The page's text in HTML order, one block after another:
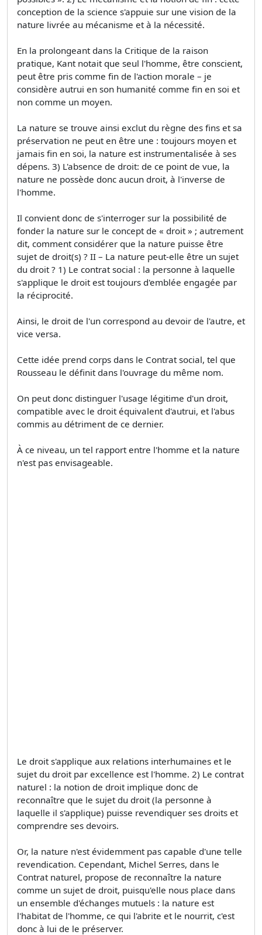
conception de la science s'appuie sur une vision de la
nature livrée au mécanisme et à la nécessité.
En la prolongeant dans la Critique de la raison
pratique, Kant notait que seul l'homme, être conscient,
peut être pris comme fin de l'action morale – je
considère autrui en son humanité comme fin en soi et
non comme un moyen.
La nature se trouve ainsi exclut du règne des fins et sa
préservation ne peut en être une : toujours moyen et
jamais fin en soi, la nature est instrumentalisée à ses
dépens. 3) L'absence de droit: de ce point de vue, la
nature ne possède donc aucun droit, à l'inverse de
l'homme.
Il convient donc de s'interroger sur la possibilité de
fonder la nature sur le concept de « droit » ; autrement
dit, comment considérer que la nature puisse être
sujet de droit(s) ? II – La nature peut-elle être un sujet
du droit ? 1) Le contrat social : la personne à laquelle
s'applique le droit est toujours d'emblée engagée par
la réciprocité.
Ainsi, le droit de l'un correspond au devoir de l'autre, et
vice versa.
Cette idée prend corps dans le Contrat social, tel que
Rousseau le définit dans l'ouvrage du même nom.
On peut donc distinguer l'usage légitime d'un droit,
compatible avec le droit équivalent d'autrui, et l'abus
commis au détriment de ce dernier.
À ce niveau, un tel rapport entre l'homme et la nature
n'est pas envisageable.
Le droit s'applique aux relations interhumaines et le
sujet du droit par excellence est l'homme. 2) Le contrat
naturel : la notion de droit implique donc de
reconnaître que le sujet du droit (la personne à
laquelle il s'applique) puisse revendiquer ses droits et
comprendre ses devoirs.
Or, la nature n'est évidemment pas capable d'une telle
revendication. Cependant, Michel Serres, dans le
Contrat naturel, propose de reconnaître la nature
comme un sujet de droit, puisqu'elle nous place dans
un ensemble d'échanges mutuels : la nature est
l'habitat de l'homme, ce qui l'abrite et le nourrit, c'est
donc à lui de le préserver.